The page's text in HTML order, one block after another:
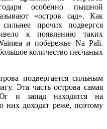
особенно пышной
«остров сад». Как
прочих подвергся
к появлению таких
и побережье Na Pali.
количество песчаных
подвергается сильным
Эта часть острова самая
и запад находятся на
них доходят реже, поэтому